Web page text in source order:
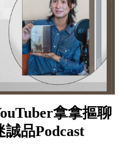
拿拿摳聊
品Podcast